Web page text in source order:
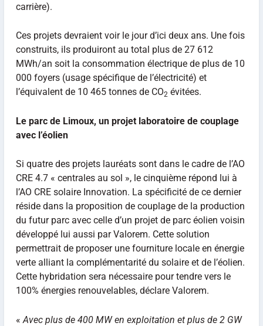
carrière).
Ces projets devraient voir le jour d’ici deux ans. Une fois
construits, ils produiront au total plus de 27 612
MWh/an soit la consommation électrique de plus de 10
000 foyers (usage spécifique de l’électricité) et
l’équivalent de 10 465 tonnes de CO2 évitées.
Le parc de Limoux, un projet laboratoire de couplage
avec l’éolien
Si quatre des projets lauréats sont dans le cadre de l’AO
CRE 4.7 « centrales au sol », le cinquième répond lui à
l’AO CRE solaire Innovation. La spécificité de ce dernier
réside dans la proposition de couplage de la production
du futur parc avec celle d’un projet de parc éolien voisin
développé lui aussi par Valorem. Cette solution
permettrait de proposer une fourniture locale en énergie
verte alliant la complémentarité du solaire et de l’éolien.
Cette hybridation sera nécessaire pour tendre vers le
100% énergies renouvelables, déclare Valorem.
«Avec plus de 400 MW en exploitation et plus de 2 GW